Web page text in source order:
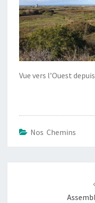
Vue vers l’Ouest
Nos Chemins